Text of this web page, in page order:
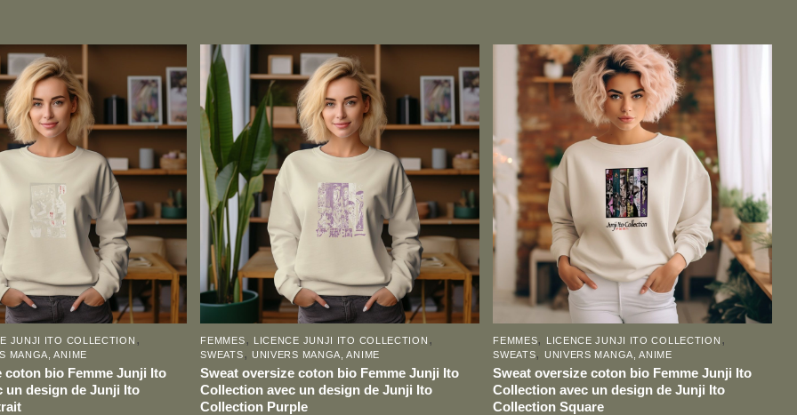
Ce
produit
a
plusieurs
variations.
Les
options
peuvent
être
choisies
sur
la
page
du
produit
produit
plusieurs
variations.
Les
options
peuvent
être
choisies
page
du
produit
JUNJI ITO COLLECTION ,
MANGA, ANIME
coton bio Femme Junji Ito
un design de Junji Ito
FEMMES, LICENCE JUNJI ITO COLLECTION ,
SWEATS, UNIVERS MANGA, ANIME
Sweat oversize coton bio Femme Junji Ito
Collection avec un design de Junji Ito
Collection Purple
FEMMES, LICENCE JUNJI ITO COLLECTION ,
SWEATS, UNIVERS MANGA, ANIME
Sweat oversize coton bio Femme Junji Ito
Collection avec un design de Junji Ito
Collection Square